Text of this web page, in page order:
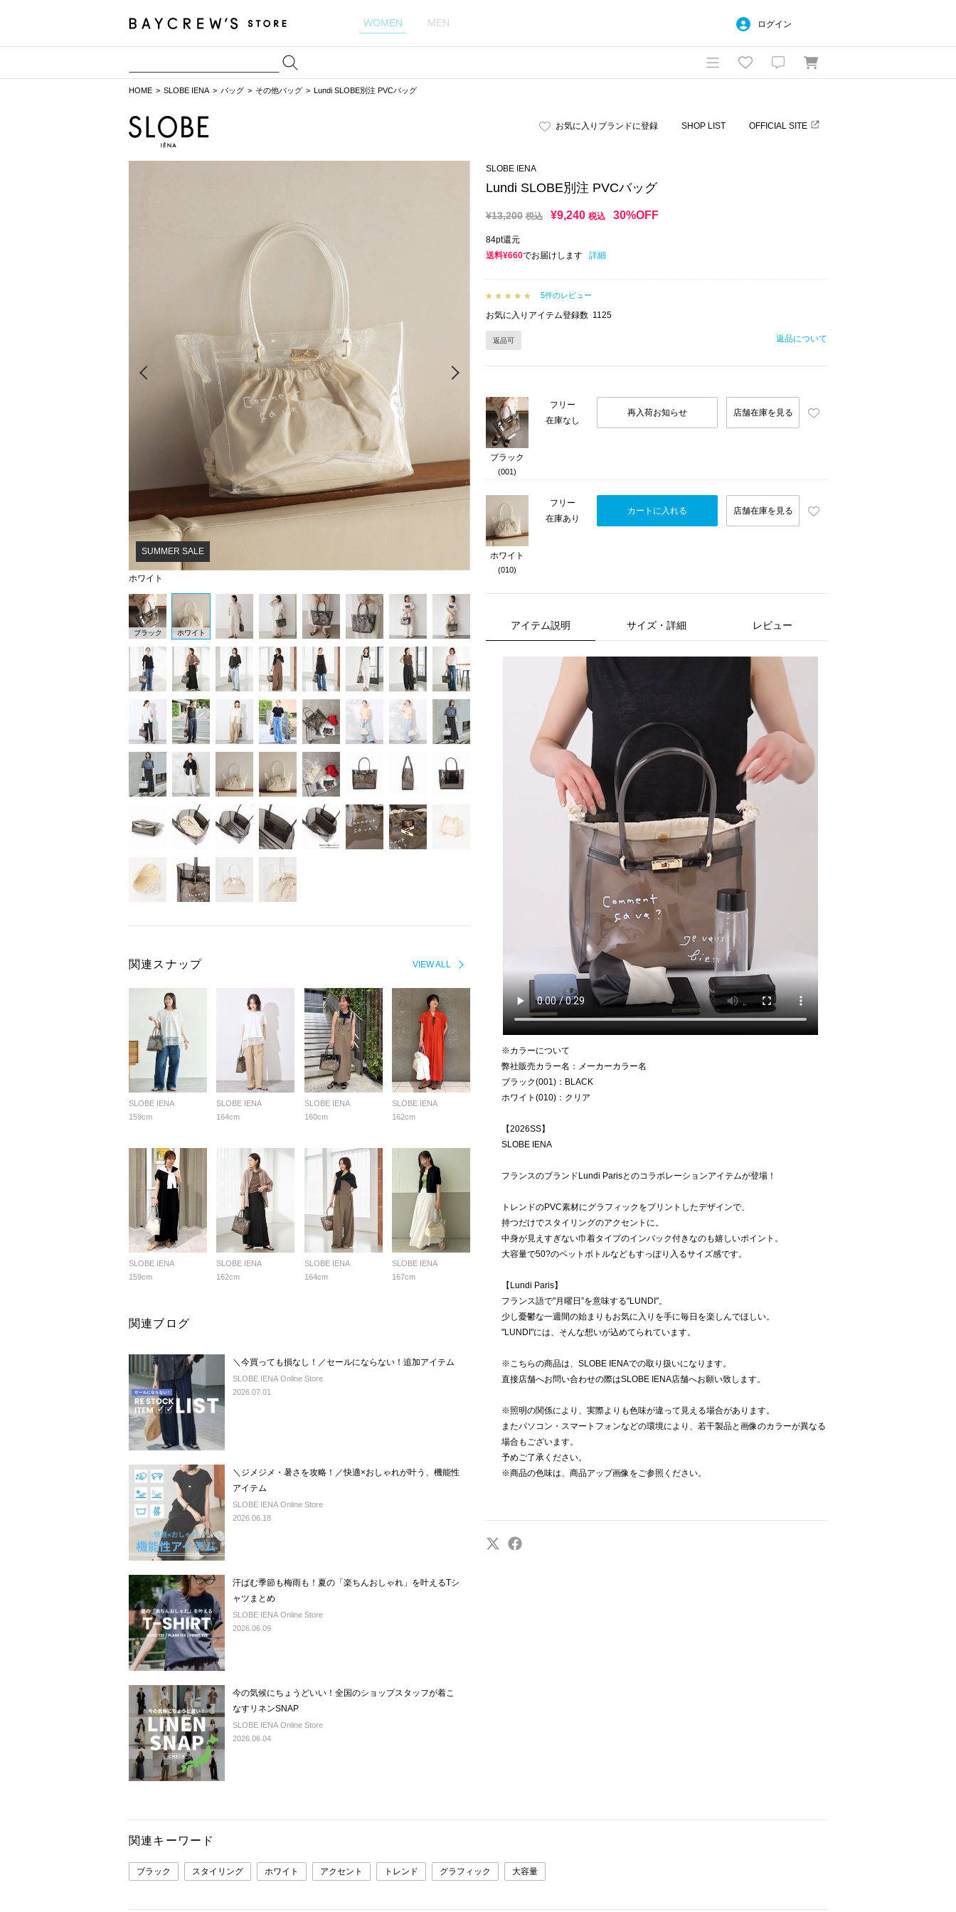
WOMEN MEN ログイン
HOME SLOBE IENA バッグ その他バッグ Lundi SLOBE別注 PVCバッグ
お気に入りブランドに登録 SHOP LIST OFFICIAL SITE
ホワイト
Next
SUMMER SALE
ブラック ホワイト
VIEW ALL
関連スナップ
SLOBE IENA
159cm
SLOBE IENA
164cm
SLOBE IENA
160cm
SLOBE IENA
162cm
SLOBE IENA
159cm
SLOBE IENA
162cm
SLOBE IENA
164cm
SLOBE IENA
167cm
関連ブログ
＼今買っても損なし！／セールにならない！追加アイテム
SLOBE IENA Online Store
2026.07.01
＼ジメジメ・暑さを攻略！／快適×おしゃれが叶う、機能性
アイテム
SLOBE IENA Online Store
2026.06.18
汗ばむ季節も梅雨も！夏の「楽ちんおしゃれ」を叶えるTシ
ャツまとめ
SLOBE IENA Online Store
2026.06.09
今の気候にちょうどいい！全国のショップスタッフが着こ
なすリネンSNAP
SLOBE IENA Online Store
2026.06.04
SLOBE IENA
Lundi SLOBE別注 PVCバッグ
¥13,200 税込 ¥9,240 税込 30%OFF
84pt還元
送料¥660でお届けします 詳細
5件のレビュー
お気に入りアイテム登録数 1125
返品可 返品について
ブラック
(001)
フリー
在庫なし
再入荷お知らせ 店舗在庫を見る
ホワイト
(010)
フリー
在庫あり
カートに入れる 店舗在庫を見る
アイテム説明 サイズ・詳細 レビュー
※カラーについて
弊社販売カラー名：メーカーカラー名
ブラック(001)：BLACK
ホワイト(010)：クリア
【2026SS】
SLOBE IENA
フランスのブランドLundi Parisとのコラボレーションアイテムが登場！
トレンドのPVC素材にグラフィックをプリントしたデザインで、
持つだけでスタイリングのアクセントに。
中身が見えすぎない巾着タイプのインバック付きなのも嬉しいポイント。
大容量で50?のペットボトルなどもすっぽり入るサイズ感です。
【Lundi Paris】
フランス語で"月曜日”を意味する"LUNDI"。
少し憂鬱な一週間の始まりもお気に入りを手に毎日を楽しんでほしい。
"LUNDI"には、そんな想いが込めてられています。
※こちらの商品は、SLOBE IENAでの取り扱いになります。
直接店舗へお問い合わせの際はSLOBE IENA店舗へお願い致します。
※照明の関係により、実際よりも色味が違って見える場合があります。
またパソコン・スマートフォンなどの環境により、若干製品と画像のカラーが異なる
場合もございます。
予めご了承ください。
※商品の色味は、商品アップ画像をご参照ください。
関連キーワード
ブラック スタイリング ホワイト アクセント トレンド グラフィック 大容量